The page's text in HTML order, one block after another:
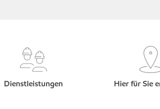
Dienstleistungen Hier für Sie